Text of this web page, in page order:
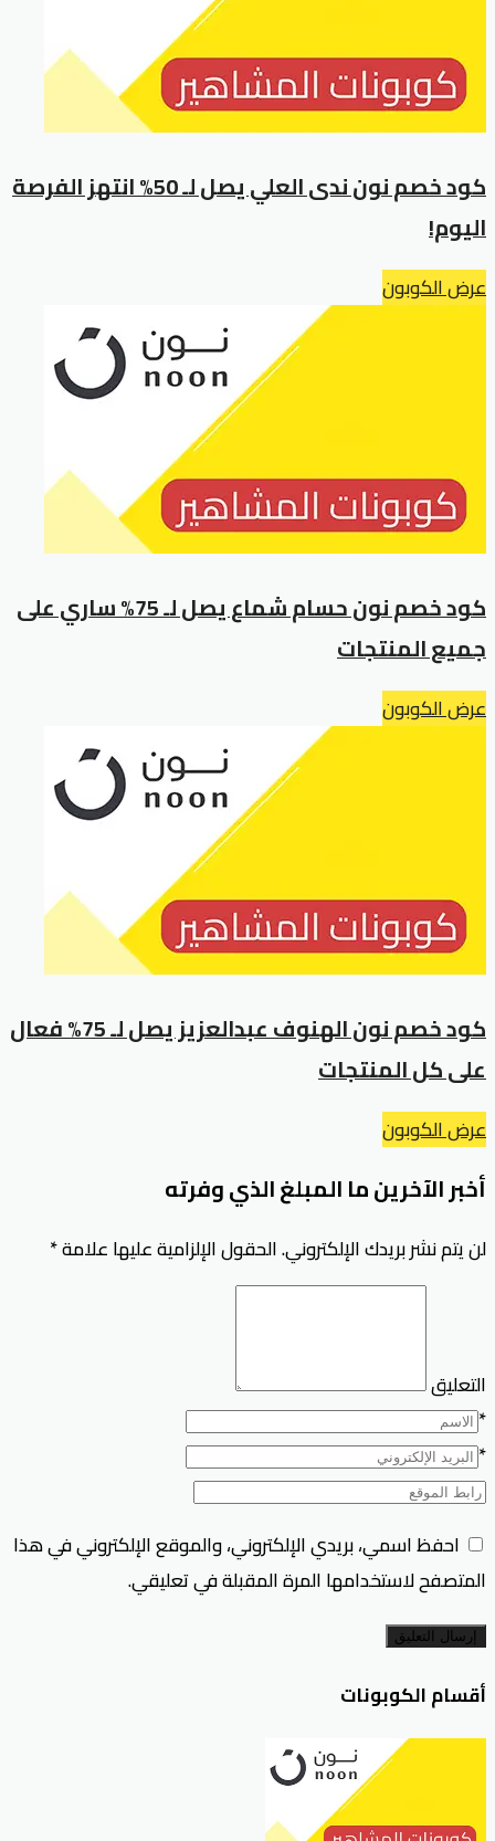
كود خصم نون ندى العلي يصل لـ 50% انتهز الفرصة
اليوم!
عرض الكوبون
كود خصم نون حسام شماع يصل لـ 75% ساري على
جميع المنتجات
عرض الكوبون
كود خصم نون الهنوف عبدالعزيز يصل لـ 75% فعال
على كل المنتجات
عرض الكوبون
أخبر الآخرين ما المبلغ الذي وفرته
لن يتم نشر بريدك الإلكتروني.الحقول الإلزامية عليها علامة*
التعليق
*
*
احفظ اسمي، بريدي الإلكتروني، والموقع الإلكتروني في هذا
المتصفح لاستخدامها المرة المقبلة في تعليقي.
إرسال التعليق
أقسام الكوبونات